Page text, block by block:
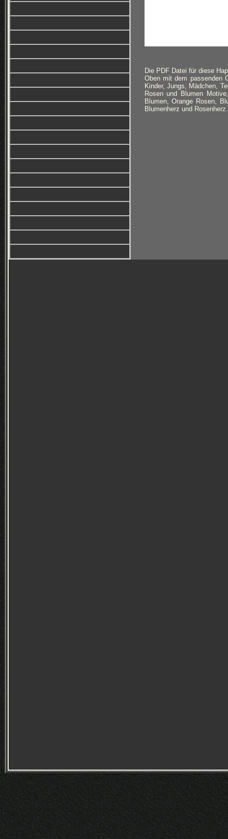
Die PDF Datei für diese
Oben mit dem passenden
Kinder, Jungs, Mädchen,
Rosen und Blumen
Blumen, Orange Rosen,
Blumenherz und Rosenherz.